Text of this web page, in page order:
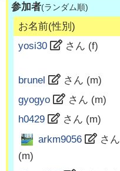
参加者(ランダム順)
お名前(性別)
yosi30
さん (f)
brunel
さん (m)
gyogyo
さん (m)
h0429
さん (m)
arkm9056
さん
(m)